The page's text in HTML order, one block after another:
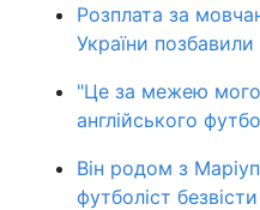
Розплата за
України
"Це за межею мого
англійського
Він родом з
футболіст